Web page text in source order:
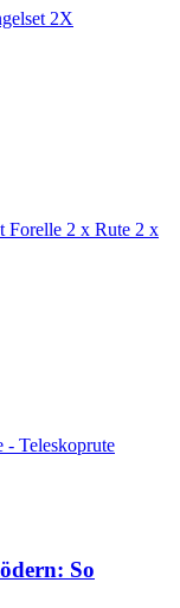
2X
Forelle 2 x Rute 2 x
- Teleskoprute
So